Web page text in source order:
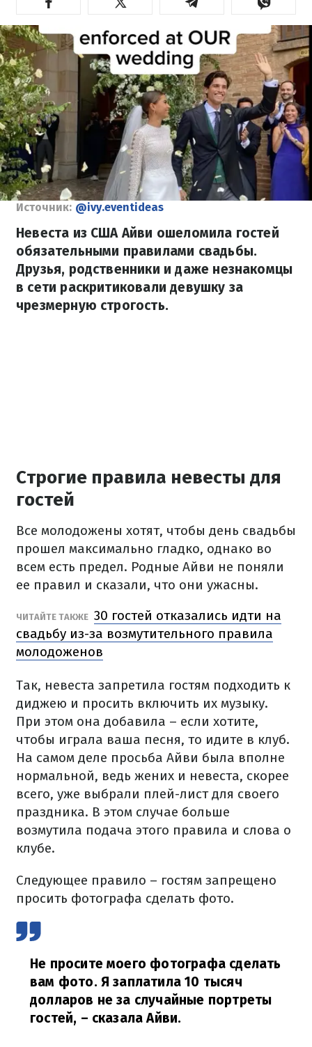
Источник: @ivy.eventideas
Невеста из США Айви ошеломила гостей
обязательными правилами свадьбы.
Друзья, родственники и даже незнакомцы
в сети раскритиковали девушку за
чрезмерную строгость.
Строгие правила невесты для
гостей
Все молодожены хотят, чтобы день свадьбы
прошел максимально гладко, однако во
всем есть предел. Родные Айви не поняли
ее правил и сказали, что они ужасны.
ЧИТАЙТЕ ТАКЖЕ 30 гостей отказались идти на
свадьбу из-за возмутительного правила
молодоженов
Так, невеста запретила гостям подходить к
диджею и просить включить их музыку.
При этом она добавила – если хотите,
чтобы играла ваша песня, то идите в клуб.
На самом деле просьба Айви была вполне
нормальной, ведь жених и невеста, скорее
всего, уже выбрали плей-лист для своего
праздника. В этом случае больше
возмутила подача этого правила и слова о
клубе.
Следующее правило – гостям запрещено
просить фотографа сделать фото.
Не просите моего фотографа сделать
вам фото. Я заплатила 10 тысяч
долларов не за случайные портреты
гостей, – сказала Айви.